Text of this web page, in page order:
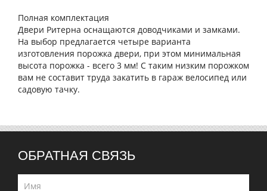
Полная комплектация
Двери Ритерна оснащаются доводчиками и замками.
На выбор предлагается четыре варианта
изготовления порожка двери, при этом минимальная
высота порожка - всего 3 мм! С таким низким порожком
вам не составит труда закатить в гараж велосипед или
садовую тачку.
ОБРАТНАЯ СВЯЗЬ